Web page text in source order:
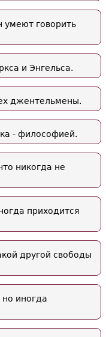
говорить
и Энгельса.
джентельмены.
- философией.
никогда не
приходится
другой свободы
но иногда